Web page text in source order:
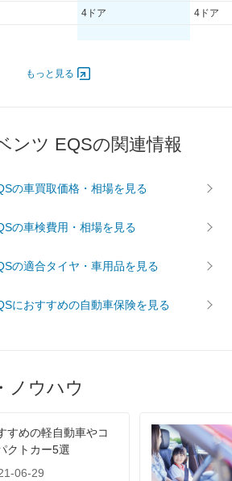
4ドア 4ドア
-
255/45R20 265/
-
装備詳細を見る 装備
もっと見る
ンツ EQSの関連情報
の車買取価格・相場を見る
の車検費用・相場を見る
の適合タイヤ・車用品を見る
におすすめの自動車保険を見る
ノウハウ
すめの軽自動車やコ
クトカー5選
06-29